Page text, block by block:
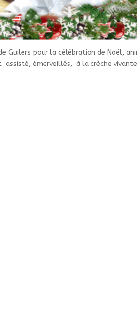
Guilers pour la célébration de Noël,
émerveillés, à la crèche